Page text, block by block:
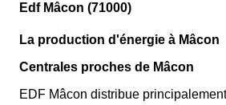
Edf Mâcon (71000)
La production d'énergie à Mâcon
Centrales proches de Mâcon
EDF Mâcon distribue